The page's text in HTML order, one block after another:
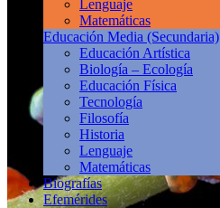
Lenguaje
Matemáticas
Educación Media (Secundaria)
Educación Artística
Biología – Ecología
Educación Física
Tecnología
Filosofía
Historia
Lenguaje
Matemáticas
Biografías
Efemérides